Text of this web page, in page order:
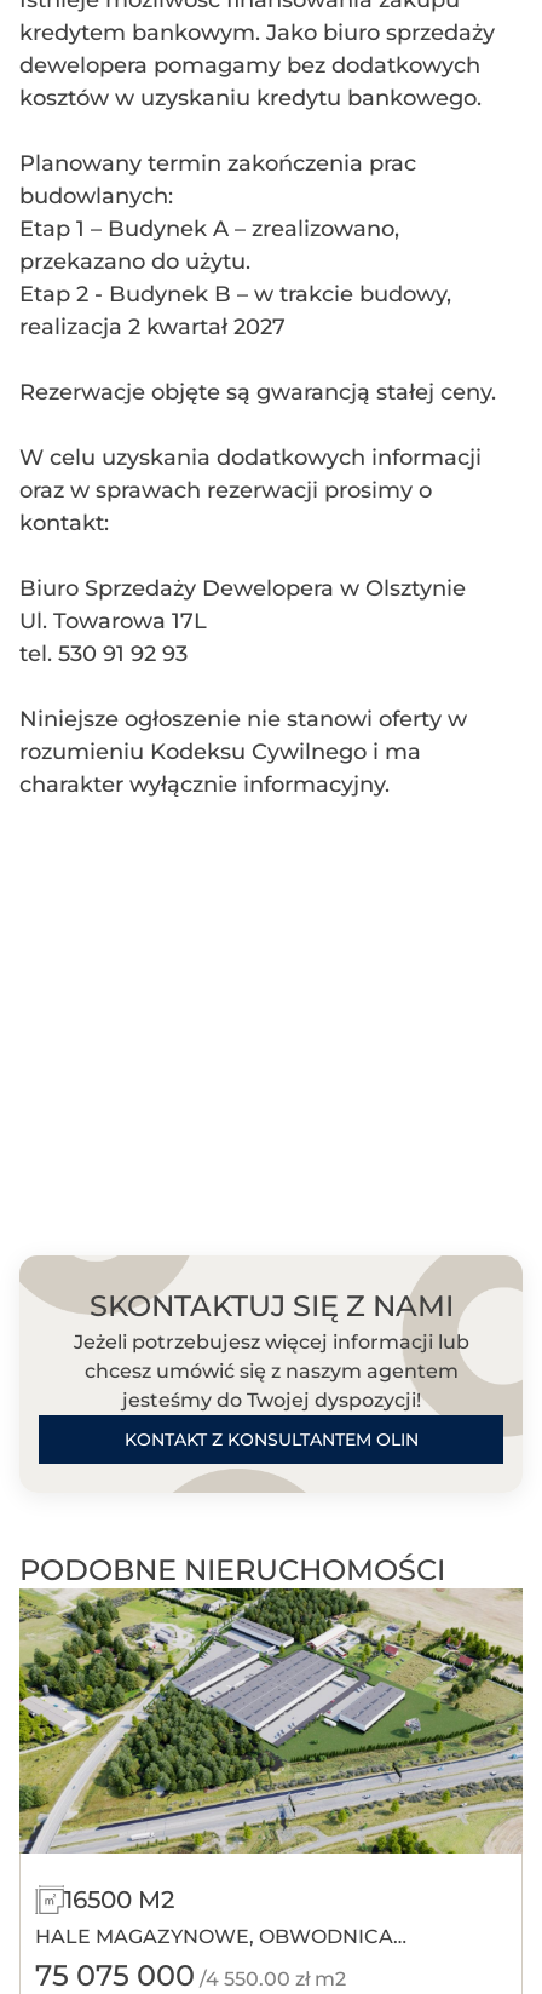
kredytem bankowym. Jako biuro sprzedaży
dewelopera pomagamy bez dodatkowych
kosztów w uzyskaniu kredytu bankowego.
Planowany termin zakończenia prac
budowlanych:
Etap 1 – Budynek A – zrealizowano,
przekazano do użytu.
Etap 2 - Budynek B – w trakcie budowy,
realizacja 2 kwartał 2027
Rezerwacje objęte są gwarancją stałej ceny.
W celu uzyskania dodatkowych informacji
oraz w sprawach rezerwacji prosimy o
kontakt:
Biuro Sprzedaży Dewelopera w Olsztynie
Ul. Towarowa 17L
tel. 530 91 92 93
Niniejsze ogłoszenie nie stanowi oferty w
rozumieniu Kodeksu Cywilnego i ma
charakter wyłącznie informacyjny.
SKONTAKTUJ SIĘ Z NAMI
Jeżeli potrzebujesz więcej informacji lub
chcesz umówić się z naszym agentem
jesteśmy do Twojej dyspozycji!
KONTAKT Z KONSULTANTEM OLIN
PODOBNE NIERUCHOMOŚCI
16500 M2
HALE MAGAZYNOWE, OBWODNICA
OLSZTYNA.
75 075 000 /4 550.00 zł m2